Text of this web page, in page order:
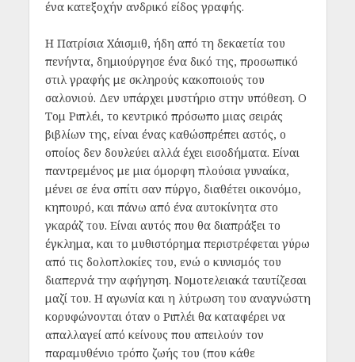
ένα κατεξοχήν ανδρικό είδος γραφής.
Η Πατρίσια Χάισμιθ, ήδη από τη δεκαετία του
πενήντα, δημιούργησε ένα δικό της, προσωπικό
στιλ γραφής με σκληρούς κακοποιούς του
σαλονιού. Δεν υπάρχει μυστήριο στην υπόθεση. Ο
Τομ Ριπλέι, το κεντρικό πρόσωπο μιας σειράς
βιβλίων της, είναι ένας καθώσπρέπει αστός, ο
οποίος δεν δουλεύει αλλά έχει εισοδήματα. Είναι
παντρεμένος με μια όμορφη πλούσια γυναίκα,
μένει σε ένα σπίτι σαν πύργο, διαθέτει οικονόμο,
κηπουρό, και πάνω από ένα αυτοκίνητα στο
γκαράζ του. Είναι αυτός που θα διαπράξει το
έγκλημα, και το μυθιστόρημα περιστρέφεται γύρω
από τις δολοπλοκίες του, ενώ ο κυνισμός του
διαπερνά την αφήγηση. Νομοτελειακά ταυτίζεσαι
μαζί του. Η αγωνία και η λύτρωση του αναγνώστη
κορυφώνονται όταν ο Ριπλέι θα καταφέρει να
απαλλαγεί από κείνους που απειλούν τον
παραμυθένιο τρόπο ζωής του (που κάθε